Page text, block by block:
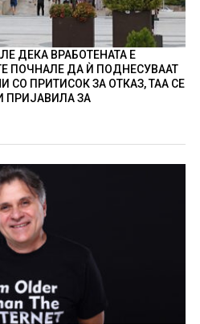
ДЕКА ВРАБОТЕНАТА Е
ПОЧНАЛЕ ДА Ѝ ПОДНЕСУВААТ
ПРИТИСОК ЗА ОТКАЗ, ТАА СЕ
ПРИЈАВИЛА ЗА